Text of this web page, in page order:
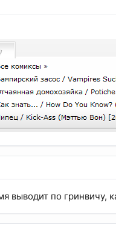
выводит по гринвичу,